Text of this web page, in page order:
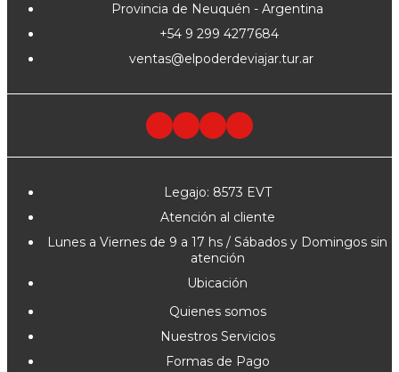
Provincia de Neuquén - Argentina
+54 9 299 4277684
ventas@elpoderdeviajar.tur.ar
Legajo: 8573 EVT
Atención al cliente
Lunes a Viernes de 9 a 17 hs / Sábados y Domingos sin
atención
Ubicación
Quienes somos
Nuestros Servicios
Formas de Pago